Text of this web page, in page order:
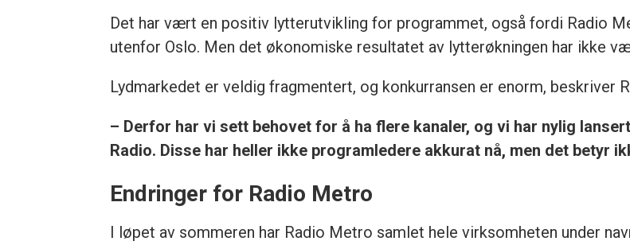
Det har vært en positiv lytterutvikling for programmet, også fordi Radio
utenfor Oslo. Men det økonomiske resultatet av lytterøkningen har ikke
Lydmarkedet er veldig fragmentert, og konkurransen er enorm, beskriver
– Derfor har vi sett behovet for å ha flere kanaler, og vi har nylig
Radio. Disse har heller ikke programledere akkurat nå, men det betyr
Endringer for Radio Metro
I løpet av sommeren har Radio Metro samlet hele virksomheten under